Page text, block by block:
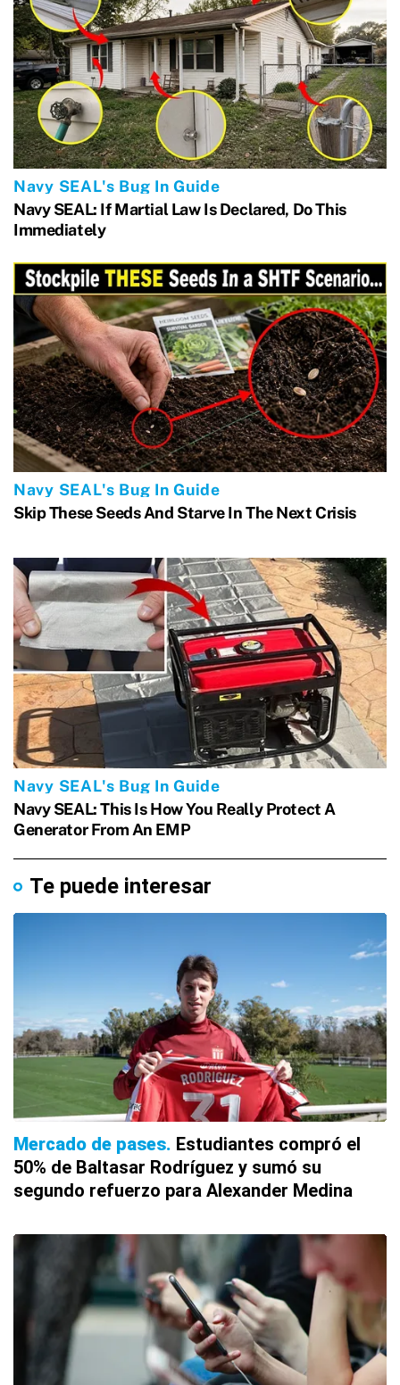
Te puede interesar
Mercado de pases Estudiantes compró el
50% de Baltasar Rodríguez y sumó su
segundo refuerzo para Alexander Medina